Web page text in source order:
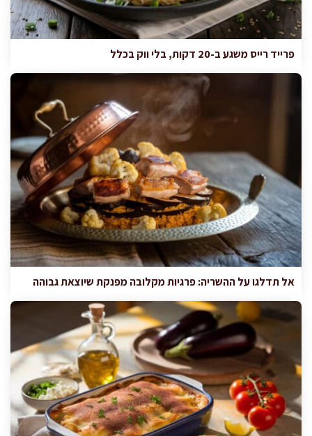
פרייד רייס משגע ב-20 דקות, בלי ווק בכלל
אל תדלגו על ההשריה: פרגיות מקלובה מפנקת שיוצאת גבוהה